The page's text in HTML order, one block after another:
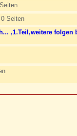
Seiten
,1.Teil,weitere folgen